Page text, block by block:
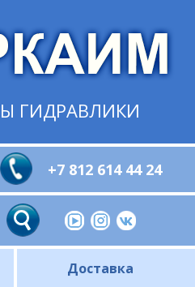
ГИДРАВЛИКИ
+7 812 614 44 24
Доставка